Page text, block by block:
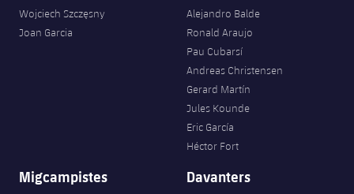
Wojciech Szczęsny
Joan Garcia
Alejandro Balde
Ronald Araujo
Pau Cubarsí
Andreas Christensen
Gerard Martín
Jules Kounde
Eric García
Héctor Fort
Migcampistes Davanters